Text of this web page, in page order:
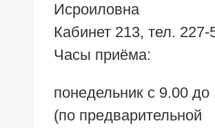
Исроиловна
Кабинет 213, тел. 227-
Часы приёма:
понедельник с 9.00 до
(по предварительной